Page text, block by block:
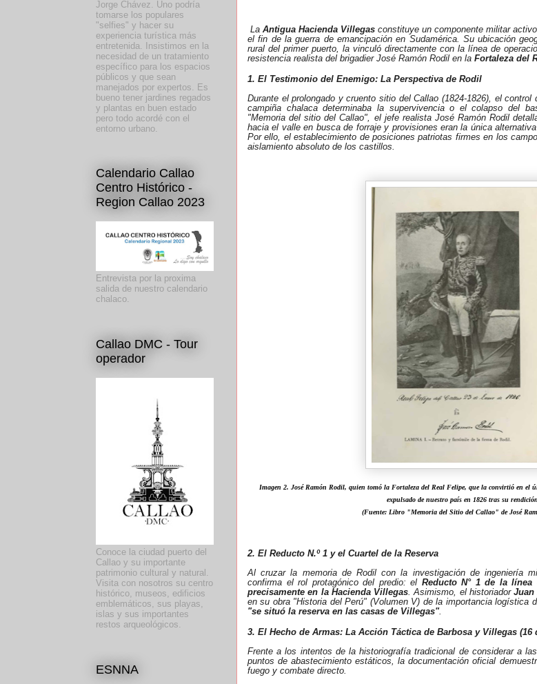
La Antigua Hacienda Villegas constituye un componente militar
el fin de la guerra de emancipación en Sudamérica. Su ubicación
rural del primer puerto, la vinculó directamente con la línea de
resistencia realista del brigadier José Ramón Rodil en la Fortaleza del
1. El Testimonio del Enemigo: La Perspectiva de Rodil
Durante el prolongado y cruento sitio del Callao (1824-1826), el
campiña chalaca determinaba la supervivencia o el colapso del
"Memoria del sitio del Callao", el jefe realista José Ramón Rodil
hacia el valle en busca de forraje y provisiones eran la única
Por ello, el establecimiento de posiciones patriotas firmes en los
aislamiento absoluto de los castillos.
Imagen 2. José Ramón Rodil, quien tomó la Fortaleza del Real Felipe, que la convirtió en el
expulsado de nuestro país en 1826 tras su
(Fuente: Libro "Memoria del Sitio del Callao" de José
2. El Reducto N.º 1 y el Cuartel de la Reserva
Al cruzar la memoria de Rodil con la investigación de ingeniería
confirma el rol protagónico del predio: el Reducto N° 1 de la
precisamente en la Hacienda Villegas. Asimismo, el historiador Juan
en su obra "Historia del Perú" (Volumen V) de la importancia logística
"se situó la reserva en las casas de Villegas".
3. El Hecho de Armas: La Acción Táctica de Barbosa y Villegas (16
Frente a los intentos de la historiografía tradicional de considerar a
puntos de abastecimiento estáticos, la documentación oficial
fuego y combate directo.
Jorge Chávez. Uno podría
tomarse los populares
"selfies" y hacer su
experiencia turística más
entretenida. Insistimos en la
necesidad de un tratamiento
específico para los espacios
públicos y que sean
manejados por expertos. Es
bueno tener jardines regados
y plantas en buen estado
pero todo acordé con el
entorno urbano.
Calendario Callao
Centro Histórico -
Region Callao 2023
Entrevista por la proxima
salida de nuestro calendario
chalaco.
Callao DMC - Tour
operador
Conoce la ciudad puerto del
Callao y su importante
patrimonio cultural y natural.
Visita con nosotros su centro
histórico, museos, edificios
emblemáticos, sus playas,
islas y sus importantes
restos arqueológicos.
ESNNA